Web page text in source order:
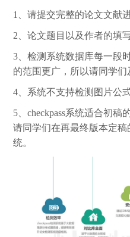
1、请提交完整的论文文献
2、论文题目以及作者的填
3、检测系统数据库每一段
的范围更广，所以请同学们
4、系统不支持检测图片公
5、checkpass系统适合初稿
请同学们在再最终版本定
统。